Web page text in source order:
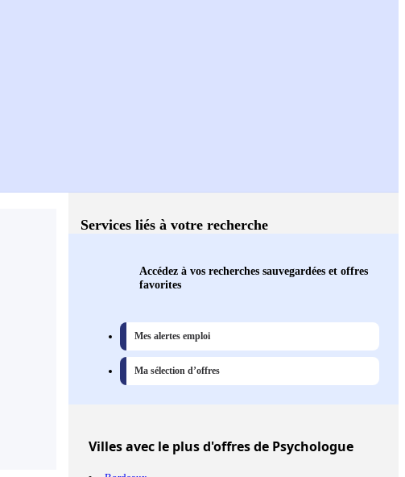
Services liés à votre recherche
Accédez à vos recherches sauvegardées et offres
favorites
Mes alertes emploi
Ma sélection d’offres
Villesavec le plus d'offres de Psychologue